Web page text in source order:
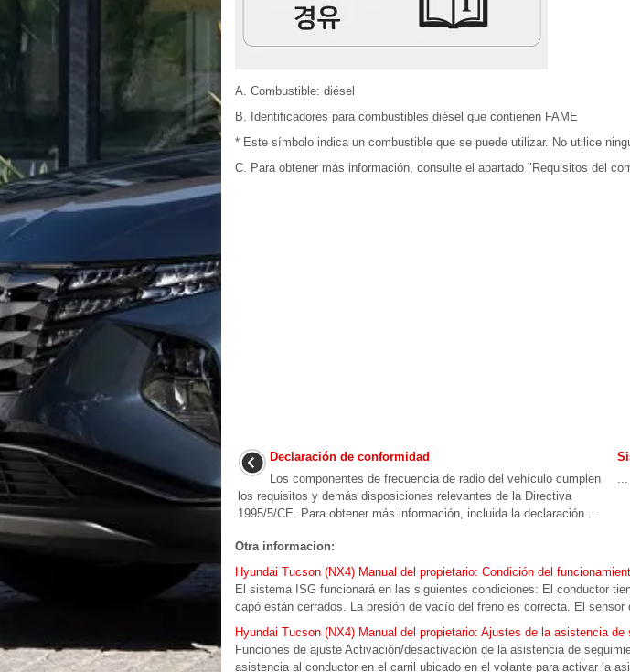
A. Combustible: diésel
B. Identificadores para combustibles diésel que contienen FAME
* Este símbolo indica un combustible que se puede utilizar. No utilice
C. Para obtener más información, consulte el apartado "Requisitos del
Declaración de conformidad
Los componentes de frecuencia de radio del vehículo cumplen
los requisitos y demás disposiciones relevantes de la Directiva
1995/5/CE. Para obtener más información, incluida la declaración ...
Otra informacion:
Hyundai Tucson (NX4) Manual del propietario: Condición del
El sistema ISG funcionará en las siguientes condiciones: El conductor
capó están cerrados. La presión de vacío del freno es correcta. El
Hyundai Tucson (NX4) Manual del propietario: Ajustes de la asistencia de
Funciones de ajuste Activación/desactivación de la asistencia de
asistencia al conductor en el carril ubicado en el volante para activar la